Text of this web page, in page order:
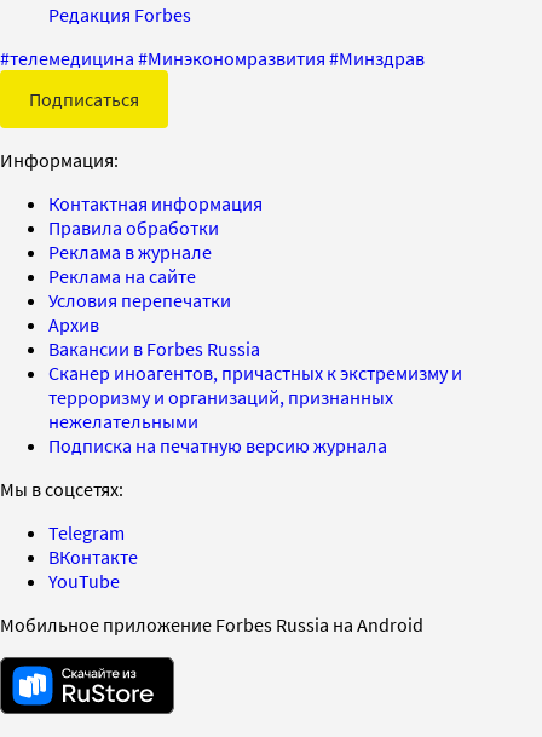
Редакция Forbes
#телемедицина #Минэкономразвития #Минздрав
Подписаться
Информация:
Контактная информация
Правила обработки
Реклама в журнале
Реклама на сайте
Условия перепечатки
Архив
Вакансии в Forbes Russia
Сканер иноагентов, причастных к экстремизму и
терроризму и организаций, признанных
нежелательными
Подписка на печатную версию журнала
Мы в соцсетях:
Telegram
ВКонтакте
YouTube
Мобильное приложение Forbes Russia на Android